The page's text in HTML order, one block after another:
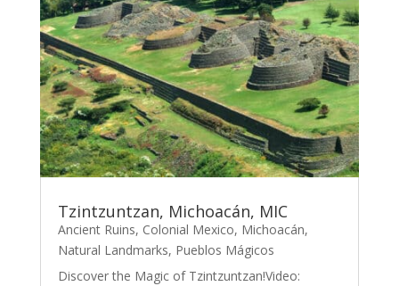
Tzintzuntzan, Michoacán, MIC
Ancient Ruins, Colonial Mexico, Michoacán,
Natural Landmarks, Pueblos Mágicos
Discover the Magic of Tzintzuntzan!Video: